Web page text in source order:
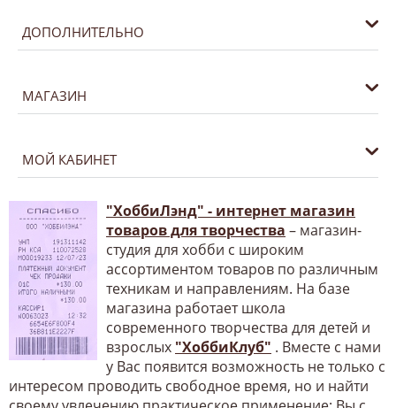
ДОПОЛНИТЕЛЬНО
МАГАЗИН
МОЙ КАБИНЕТ
"ХоббиЛэнд" - интернет магазин
товаров для творчества – магазин-
студия для хобби с широким
ассортиментом товаров по различным
техникам и направлениям. На базе
магазина работает школа
современного творчества для детей и
взрослых "ХоббиКлуб" . Вместе с нами
у Вас появится возможность не только с
интересом проводить свободное время, но и найти